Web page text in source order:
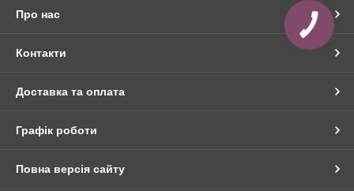
Про нас
Контакти
Доставка та оплата
Графік роботи
Повна версія сайту
КНОПКА
ЗВ'ЯЗКУ